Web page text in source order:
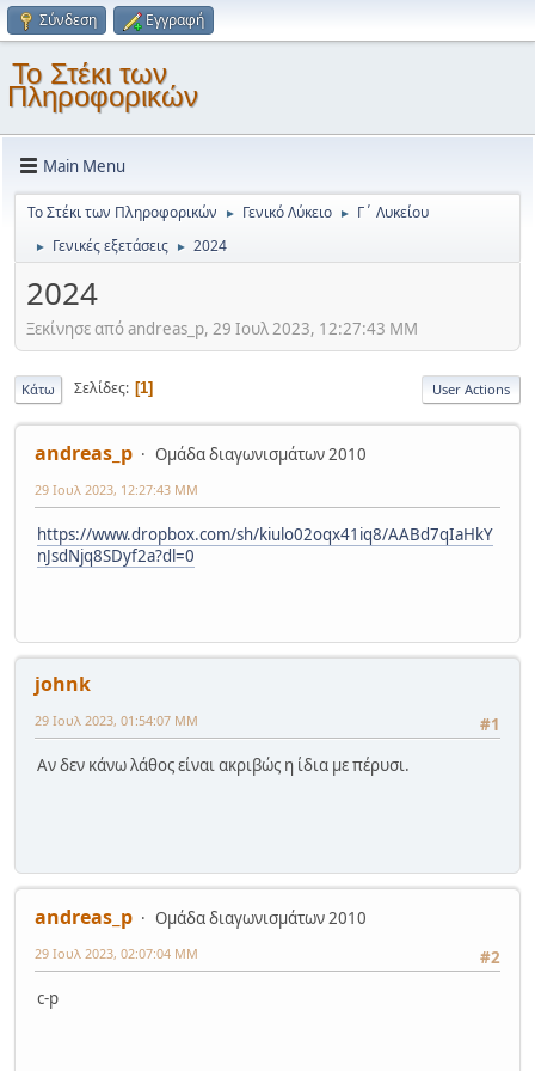
Σύνδεση Εγγραφή
Το Στέκι των
Πληροφορικών
Main Menu
Το Στέκι των Πληροφορικών ► Γενικό Λύκειο ► Γ΄ Λυκείου
► Γενικές εξετάσεις ► 2024
2024
Ξεκίνησε από andreas_p, 29 Ιουλ 2023, 12:27:43 ΜΜ
Κάτω Σελίδες 1 User Actions
andreas_p Ομάδα διαγωνισμάτων 2010
29 Ιουλ 2023, 12:27:43 ΜΜ
https://www.dropbox.com/sh/kiulo02oqx41iq8/AABd7qIaHkY
nJsdNjq8SDyf2a?dl=0
johnk
#1
29 Ιουλ 2023, 01:54:07 ΜΜ
Αν δεν κάνω λάθος είναι ακριβώς η ίδια με πέρυσι.
andreas_p
Ομάδα διαγωνισμάτων 2010
#2
29 Ιουλ 2023, 02:07:04 ΜΜ
c-p